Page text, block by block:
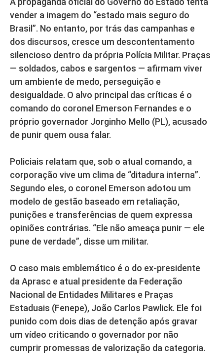
vender a imagem do “estado mais seguro do
Brasil”. No entanto, por trás das campanhas e
dos discursos, cresce um descontentamento
silencioso dentro da própria Polícia Militar. Praças
— soldados, cabos e sargentos — afirmam viver
um ambiente de medo, perseguição e
desigualdade. O alvo principal das críticas é o
comando do coronel Emerson Fernandes e o
próprio governador Jorginho Mello (PL), acusado
de punir quem ousa falar.
Policiais relatam que, sob o atual comando, a
corporação vive um clima de “ditadura interna”.
Segundo eles, o coronel Emerson adotou um
modelo de gestão baseado em retaliação,
punições e transferências de quem expressa
opiniões contrárias. “Ele não ameaça punir — ele
pune de verdade”, disse um militar.
O caso mais emblemático é o do ex-presidente
da Aprasc e atual presidente da Federação
Nacional de Entidades Militares e Praças
Estaduais (Fenepe), João Carlos Pawlick. Ele foi
punido com dois dias de detenção após gravar
um vídeo criticando o governador por não
cumprir promessas de valorização da categoria.